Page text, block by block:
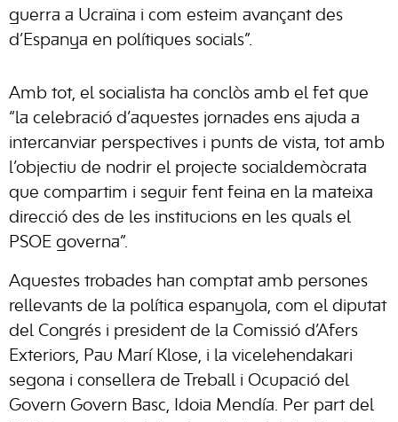
guerra a Ucraïna i com esteim avançant des
d’Espanya en polítiques socials”.
Amb tot, el socialista ha conclòs amb el fet que
“la celebració d’aquestes jornades ens ajuda a
intercanviar perspectives i punts de vista, tot amb
l’objectiu de nodrir el projecte socialdemòcrata
que compartim i seguir fent feina en la mateixa
direcció des de les institucions en les quals el
PSOE governa”.
Aquestes trobades han comptat amb persones
rellevants de la política espanyola, com el diputat
del Congrés i president de la Comissió d’Afers
Exteriors, Pau Marí Klose, i la vicelehendakari
segona i consellera de Treball i Ocupació del
Govern Govern Basc, Idoia Mendía. Per part del